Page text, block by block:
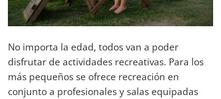
No importa la edad, todos van a poder
disfrutar de actividades recreativas. Para los
más pequeños se ofrece recreación en
conjunto a profesionales y salas equipadas